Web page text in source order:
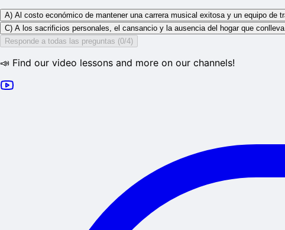
A) Al costo económico de mantener una carrera musical exitosa y un equipo de
C) A los sacrificios personales, el cansancio y la ausencia del hogar que
Responde a todas las preguntas (0/4)
📣 Find our video lessons and more on our channels!